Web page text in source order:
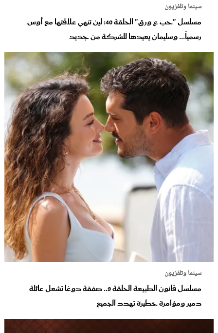
سينما وتلفزيون
مسلسل "حب ع ورق" الحلقة 40: لين تنهي علاقتها مع أوس
رسمياً... وسليمان يعيدها للشركة من جديد
سينما وتلفزيون
مسلسل قانون الطبيعة الحلقة 9.. صفقة دوغا تشعل عائلة
دمير ومؤامرة خطيرة تهدد الجميع